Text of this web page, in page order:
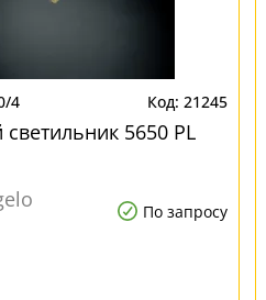
4 21245
5650 PL
По запросу